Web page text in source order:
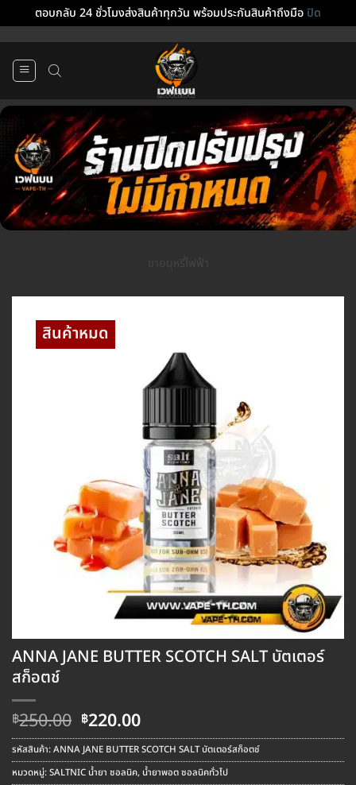
ตอบกลับ 24 ชั่วโมงส่งสินค้าทุกวัน พร้อมประกันสินค้าถึงมือปิด
ANNA JANE BUTTER SCOTCH SALT บัตเตอร์
สก็อตช์
฿250.00 Original
price
was:
฿250.00.
฿220.00Current
price
is:
฿220.00.
รหัสสินค้า:ANNA JANE BUTTER SCOTCH SALT บัตเตอร์สก็อตช์
หมวดหมู่:SALTNIC น้ำยา ซอลนิค, น้ำยาพอต ซอลนิคทั่วไป